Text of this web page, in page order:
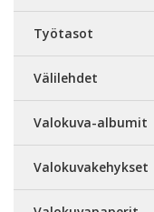
Työtasot
Välilehdet
Valokuva-albumit
Valokuvakehykset